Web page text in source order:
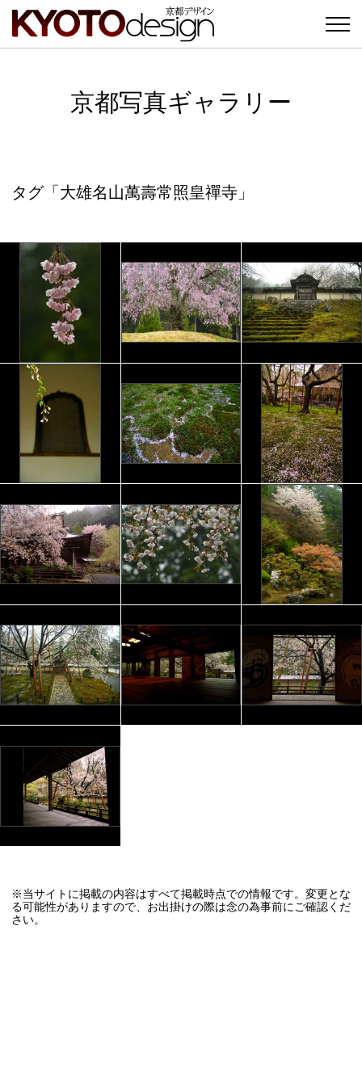
京都写真ギャラリー
タグ「大雄名山萬壽常照皇禪寺」
※当サイトに掲載の内容はすべて掲載時点での情報です。変更とな
る可能性がありますので、お出掛けの際は念の為事前にご確認くだ
さい。